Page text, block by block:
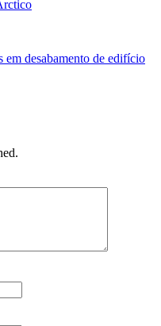
desabamento de edifício